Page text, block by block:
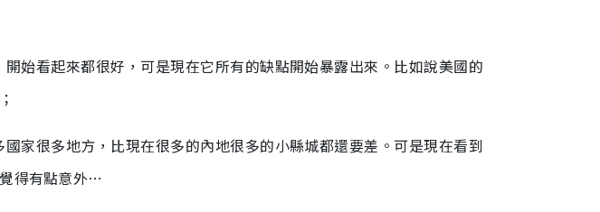
始看起來都很好，可是現在它所有的缺點開始暴露出來。比如說美國的
家很多地方，比現在很多的內地很多的小縣城都還要差。可是現在看到
得有點意外…